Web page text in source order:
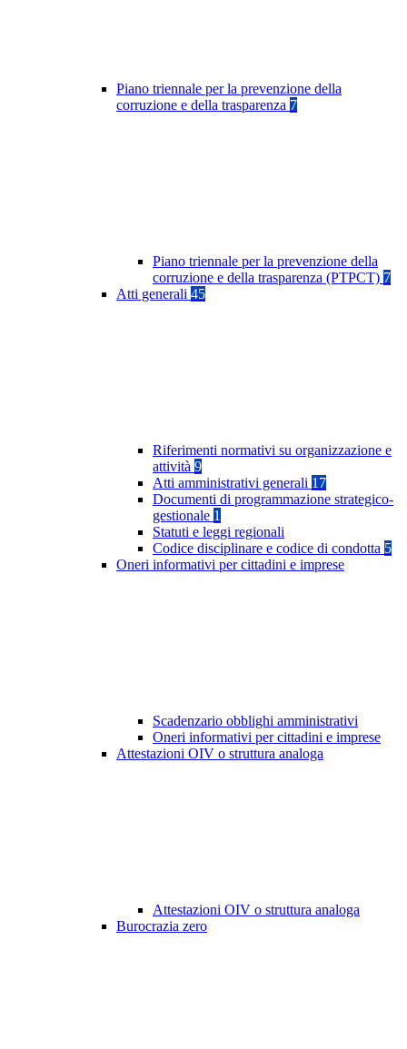
Piano triennale per la prevenzione della
corruzione e della trasparenza 7
Piano triennale per la prevenzione della
corruzione e della trasparenza (PTPCT) 7
Atti generali 45
Riferimenti normativi su organizzazione e
attività 9
Atti amministrativi generali 17
Documenti di programmazione strategico-
gestionale 1
Statuti e leggi regionali
Codice disciplinare e codice di condotta 5
Oneri informativi per cittadini e imprese
Scadenzario obblighi amministrativi
Oneri informativi per cittadini e imprese
Attestazioni OIV o struttura analoga
Attestazioni OIV o struttura analoga
Burocrazia zero